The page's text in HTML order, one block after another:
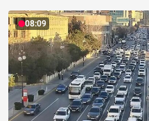
08:09